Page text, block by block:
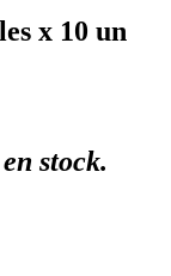
x 10 un
stock.